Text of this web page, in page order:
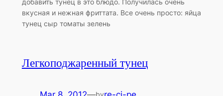
добавить тунец в это блюдо. Получилась очень
вкусная и нежная фриттата. Все очень просто: яйца
тунец сыр томаты зелень
Легкоподжаренный тунец
by